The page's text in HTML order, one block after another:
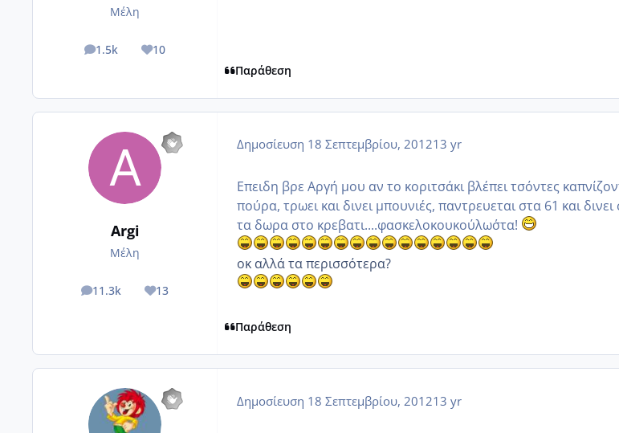
Μέλη
1.5k
posts 10
Reputation
Παράθεση
Argi
Μέλη
11.3k
posts 13
Reputation
Δημοσίευση 18 Σεπτεμβρίου, 201213 yr
Επειδη βρε Αργή μου αν το κοριτσάκι βλέπει τσόντες
πούρα, τρωει και δινει μπουνιές, παντρευεται στα 61 και
τα δωρα στο κρεβατι....φασκελοκουκούλωσ΄τα!
οκ αλλά τα περισσότερα?
Παράθεση
Δημοσίευση 18 Σεπτεμβρίου, 201213 yr